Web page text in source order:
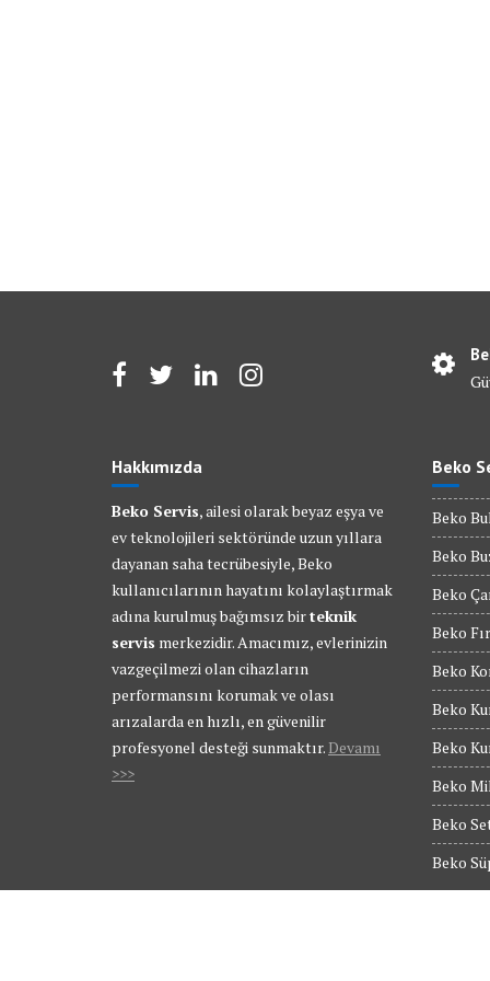
Hakkımızda
Beko Servis, ailesi olarak beyaz eşya ve
ev teknolojileri sektöründe uzun yıllara
dayanan saha tecrübesiyle, Beko
kullanıcılarının hayatını kolaylaştırmak
adına kurulmuş bağımsız birteknik
servis merkezidir. Amacımız, evlerinizin
vazgeçilmezi olan cihazların
performansını korumak ve olası
arızalarda en hızlı, en güvenilir
profesyonel desteği sunmaktır. Devamı
>>>
Beko
Beko
Beko
Beko
Beko
Beko
Beko
Beko
Beko
Beko
Beko